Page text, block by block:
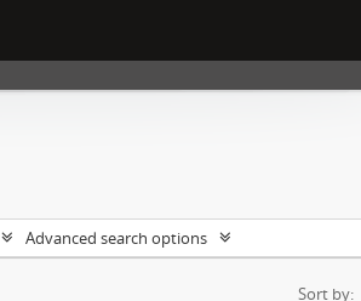
Advanced search options
Sort by: